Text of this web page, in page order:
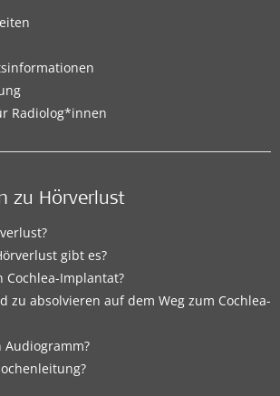
Radiolog*innen
zu Hörverlust
gibt es?
Implantat?
zu absolvieren auf dem Weg zum Cochlea-